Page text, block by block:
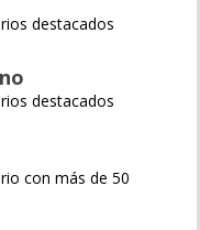
destacados
destacados
con más de 50